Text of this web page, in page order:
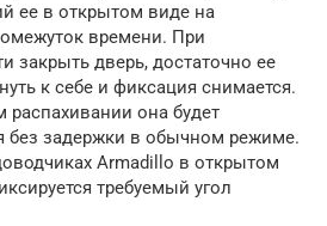
ее в открытом виде на
времени. При
закрыть дверь, достаточно ее
к себе и фиксация снимается.
она будет
без задержки в обычном режиме.
Armadillo в открытом
требуемый угол